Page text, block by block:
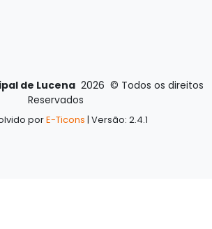
de Lucena 2026 © Todos os direitos
Reservados
porE-Ticons | Versão: 2.4.1